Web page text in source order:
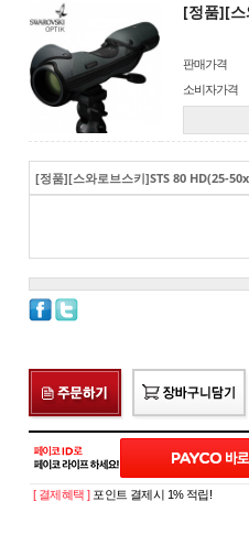
[정품][스
판매가격
소비자가격
[정품][스와로브스키]STS 80 HD(25-
[ 결제혜택 ] 포인트 결제시 1% 적립!